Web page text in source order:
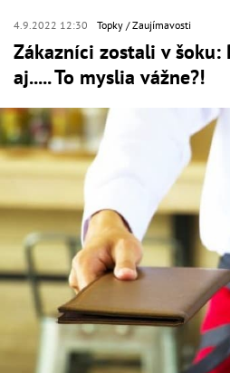
4.9.2022 12:30 Topky Zaujímavosti
Zákazníci zostali v šoku:
aj..... To myslia vážne?!